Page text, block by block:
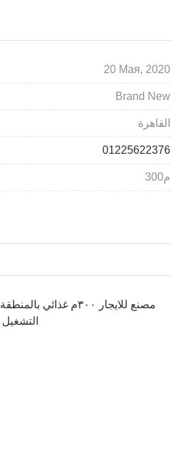
20 Мая, 2020
Brand New
القاهرة
01225622376
300م
مصنع للايجار